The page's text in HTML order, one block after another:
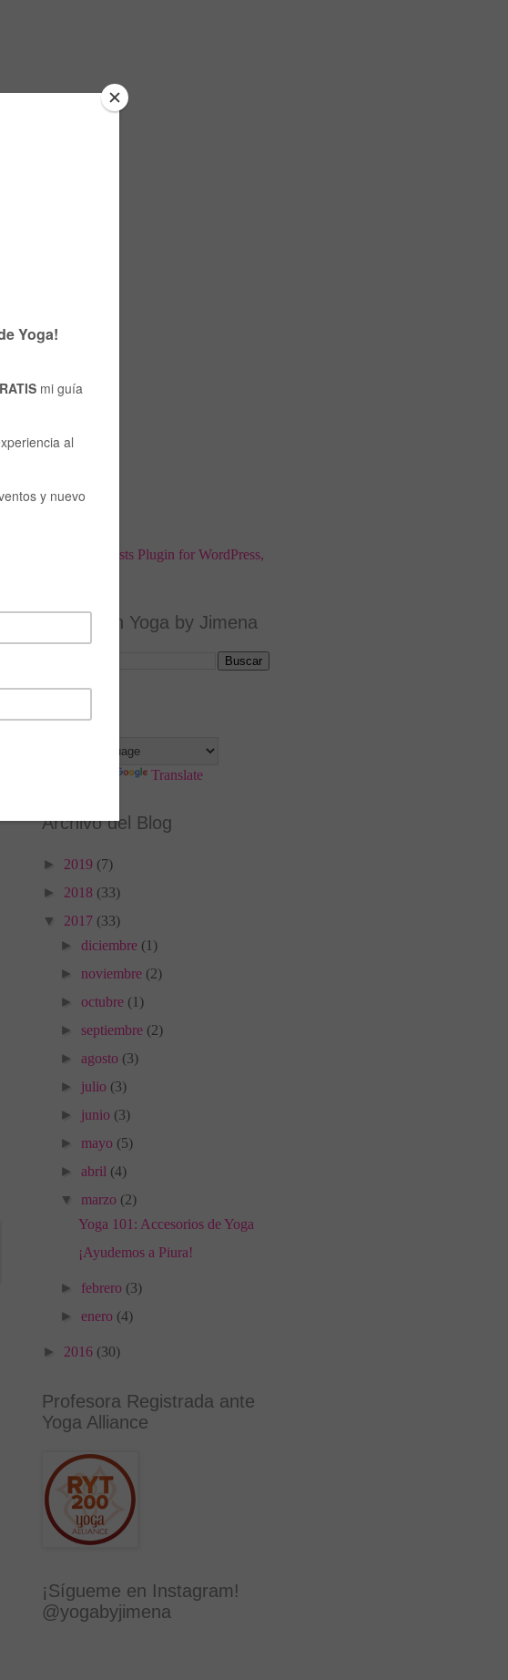
Buscar en Yoga by Jimena
Translate
Archivo del Blog
► 2019 (7)
► 2018 (33)
▼ 2017 (33)
►diciembre (1)
► noviembre (2)
►octubre (1)
►septiembre (2)
►agosto (3)
► julio (3)
► junio (3)
► mayo (5)
►abril (4)
▼ marzo (2)
Yoga 101: Accesorios de Yoga
¡Ayudemos a Piura!
► febrero (3)
►enero (4)
► 2016 (30)
Profesora Registrada ante
Yoga Alliance
¡Sígueme en Instagram!
@yogabyjimena